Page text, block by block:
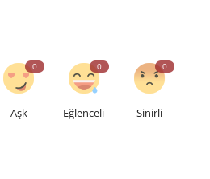
0
Aşk
0
Eğlenceli
0
Sinirli